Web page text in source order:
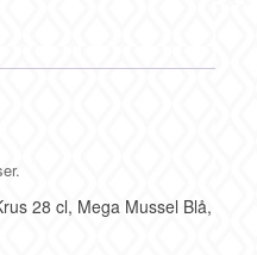
28 cl, Mega Mussel Blå,